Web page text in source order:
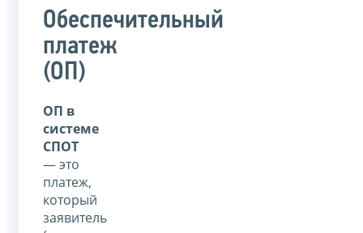
Обеспечительный
платеж
(ОП)
ОП в
системе
СПОТ
— это
платеж,
который
заявитель